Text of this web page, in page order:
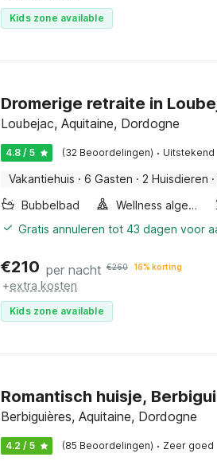
Kids zone available
Dromerige retraite in
Loubejac, Aquitaine, Dordogne
4.8 / 5 (32 Beoordelingen) · Uitstekend
Vakantiehuis · 6 Gasten · 2 Huisdieren ·
Bubbelbad
Wellness algemeen
Gratis annuleren tot 43 dagen voor
€210 per nacht €260 16% korting
+extra kosten
Kids zone available
Romantisch huisje,
Berbiguières, Aquitaine, Dordogne
4.2 / 5 (85 Beoordelingen) · Zeer goed